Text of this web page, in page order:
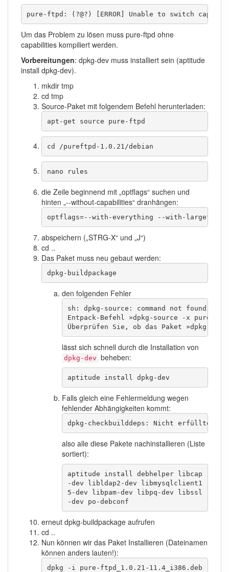
pure-ftpd: (?@?) [ERROR] Unable to switch
Um das Problem zu lösen muss pure-ftpd ohne
capabilities kompiliert werden.
Vorbereitungen: dpkg-dev muss installiert sein (aptitude
install dpkg-dev).
mkdir tmp
cd tmp
Source-Paket mit folgendem Befehl herunterladen:
apt-get source pure-ftpd
cd /pureftpd-1.0.21/debian
nano rules
die Zeile beginnend mit „optflags“ suchen und
hinten „--without-capabilities“ dranhängen:
optflags=--with-everything --with-
abspeichern („STRG-X“ und „J“)
cd ..
Das Paket muss neu gebaut werden:
dpkg-buildpackage
den folgenden Fehler
sh: dpkg-source: command not found
Entpack-Befehl »dpkg-source -x pure-
Überprüfen Sie, ob das Paket »dpkg-
lässt sich schnell durch die Installation von
dpkg-dev beheben:
aptitude install dpkg-dev
Falls gleich eine Fehlermeldung wegen
fehlender Abhängigkeiten kommt:
dpkg-checkbuilddeps: Nicht erfüllte
also alle diese Pakete nachinstallieren (Liste
sortiert):
aptitude install debhelper libcap
-dev libldap2-dev libmysqlclient1
5-dev libpam-dev libpq-dev libssl
-dev po-debconf
erneut dpkg-buildpackage aufrufen
cd ..
Nun können wir das Paket Installieren (Dateinamen
können anders lauten!):
dpkg -i pure-ftpd_1.0.21-11.4_i386.deb